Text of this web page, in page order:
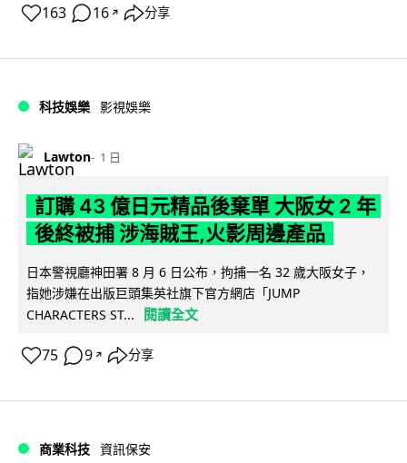
163 16 ↗ 分享
科技娛樂 影視娛樂
Lawton 1 日
訂購 43 億日元精品後棄單 大阪女 2 年
後終被捕 涉海賊王,火影周邊產品
日本警視廳神田署 8 月 6 日公布，拘捕一名 32 歲大阪女子，
指她涉嫌在出版巨頭集英社旗下官方網店「JUMP
CHARACTERS ST...
閱讀全文
75 9 ↗ 分享
商業科技 資訊保安